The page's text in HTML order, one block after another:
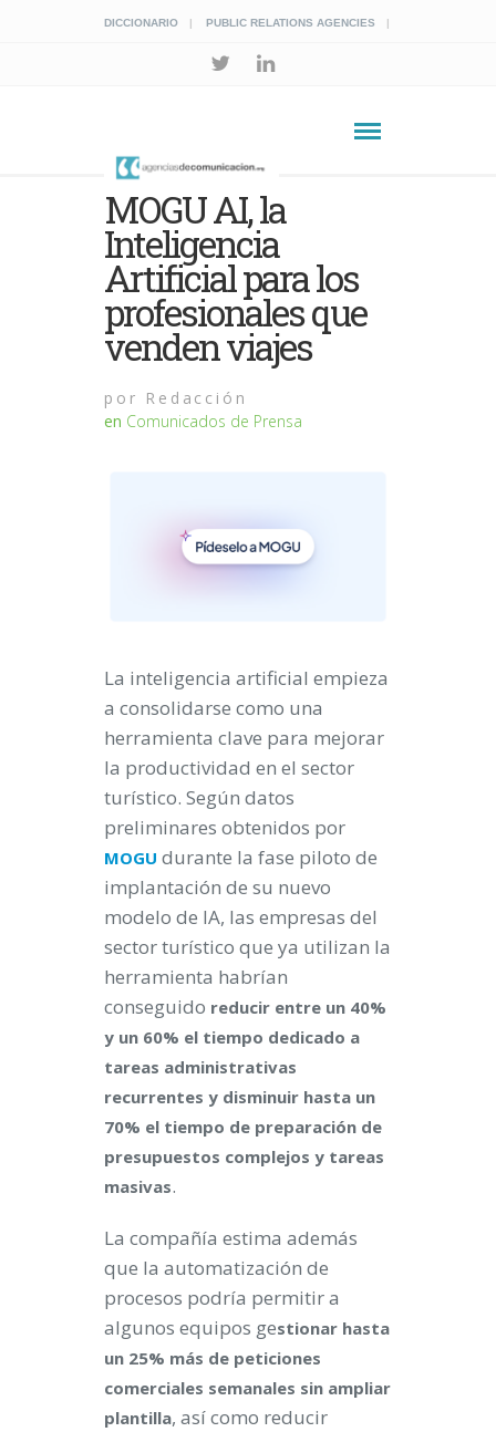
DICCIONARIO PUBLIC RELATIONS AGENCIES
MOGU AI, la
Inteligencia
Artificial para los
profesionales que
venden viajes
por Redacción
en Comunicados de Prensa
La inteligencia artificial empieza
a consolidarse como una
herramienta clave para mejorar
la productividad en el sector
turístico. Según datos
preliminares obtenidos por
MOGU durante la fase piloto de
implantación de su nuevo
modelo de IA, las empresas del
sector turístico que ya utilizan la
herramienta habrían
conseguido reducir entre un 40%
y un 60% el tiempo dedicado a
tareas administrativas
recurrentes y disminuir hasta un
70% el tiempo de preparación de
presupuestos complejos y tareas
masivas.
La compañía estima además
que la automatización de
procesos podría permitir a
algunos equipos gestionar hasta
un 25% más de peticiones
comerciales semanales sin ampliar
plantilla, así como reducir